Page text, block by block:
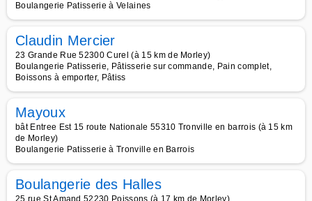
Boulangerie Patisserie à Velaines
Claudin Mercier
23 Grande Rue 52300 Curel (à 15 km de Morley)
Boulangerie Patisserie, Pâtisserie sur commande, Pain complet,
Boissons à emporter, Pâtiss
Mayoux
bât Entree Est 15 route Nationale 55310 Tronville en barrois (à 15 km
de Morley)
Boulangerie Patisserie à Tronville en Barrois
Boulangerie des Halles
25 rue St Amand 52230 Poissons (à 17 km de Morley)